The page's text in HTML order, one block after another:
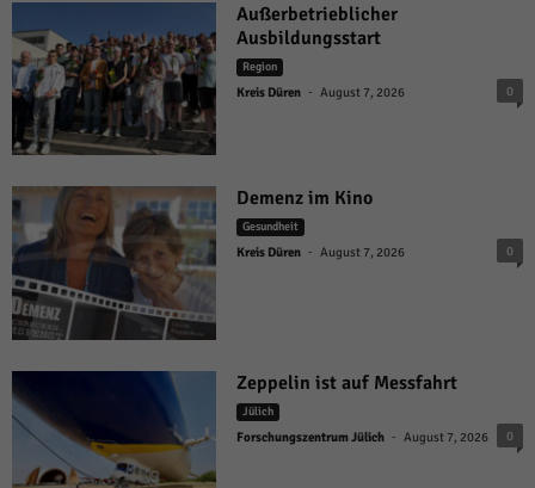
Außerbetrieblicher
Ausbildungsstart
Region
Kreis Düren - August 7, 2026 0
Demenz im Kino
Gesundheit
Kreis Düren - August 7, 2026 0
Zeppelin ist auf Messfahrt
Jülich
Forschungszentrum Jülich - August 7, 2026 0